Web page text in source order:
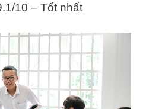
10 – Tốt nhất